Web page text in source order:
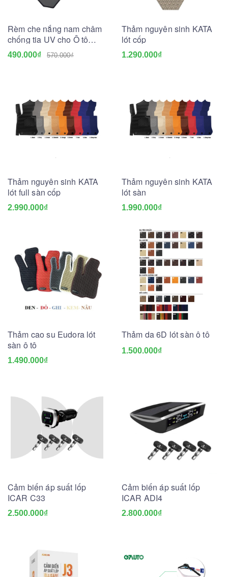
Rèm che nắng nam châm
chống tia UV cho Ô tô
(May đo theo xe)
490.000₫ 570.000₫
Thảm nguyên sinh KATA
lót cốp
1.290.000₫
Thảm nguyên sinh KATA
lót full sàn cốp
2.990.000₫
Thảm nguyên sinh KATA
lót sàn
1.990.000₫
Thảm cao su Eudora lót
sàn ô tô
1.490.000₫
Thảm da 6D lót sàn ô tô
1.500.000₫
Cảm biến áp suất lốp
ICAR C33
2.500.000₫
Cảm biến áp suất lốp
ICAR ADI4
2.800.000₫